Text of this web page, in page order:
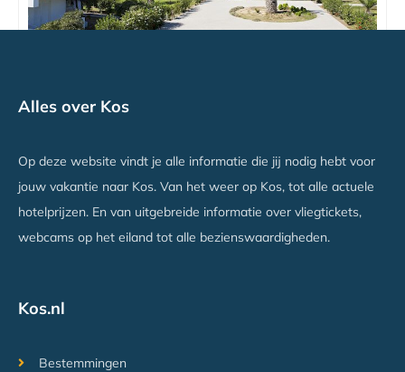
Alles over Kos
Op deze website vindt je alle informatie die jij nodig hebt voor
jouw vakantie naar Kos. Van het weer op Kos, tot alle actuele
hotelprijzen. En van uitgebreide informatie over vliegtickets,
webcams op het eiland tot alle bezienswaardigheden.
Kos.nl
Bestemmingen